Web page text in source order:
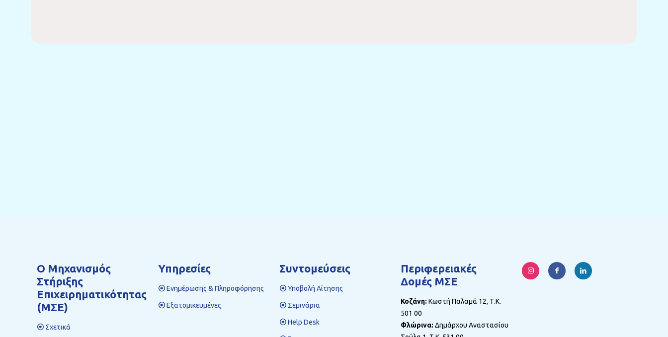
Ο Mηχανισμός
Στήριξης
Επιχειρηματικότητας
(ΜΣΕ)
Σχετικά
Υπηρεσίες
Ενημέρωσης & Πληροφόρησης
Εξατομικευμένες
Συντομεύσεις
Υποβολή Αίτησης
Σεμινάρια
Help Desk
Περιφερειακές
Δομές ΜΣΕ
Κοζάνη: Κωστή Παλαμά 12, Τ.Κ.
501 00
Φλώρινα: Δημάρχου Αναστασίου